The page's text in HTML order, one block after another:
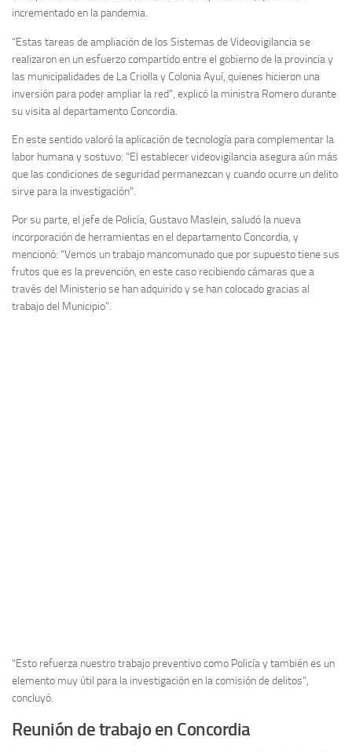
incrementado en la pandemia.
“Estas tareas de ampliación de los Sistemas de Videovigilancia se
realizaron en un esfuerzo compartido entre el gobierno de la provincia y
las municipalidades de La Criolla y Colonia Ayuí, quienes hicieron una
inversión para poder ampliar la red”, explicó la ministra Romero durante
su visita al departamento Concordia.
En este sentido valoró la aplicación de tecnología para complementar la
labor humana y sostuvo: “El establecer videovigilancia asegura aún más
que las condiciones de seguridad permanezcan y cuando ocurre un delito
sirve para la investigación”.
Por su parte, el jefe de Policía, Gustavo Maslein, saludó la nueva
incorporación de herramientas en el departamento Concordia, y
mencionó: “Vemos un trabajo mancomunado que por supuesto tiene sus
frutos que es la prevención, en este caso recibiendo cámaras que a
través del Ministerio se han adquirido y se han colocado gracias al
trabajo del Municipio”.
“Esto refuerza nuestro trabajo preventivo como Policía y también es un
elemento muy útil para la investigación en la comisión de delitos”,
concluyó.
Reunión de trabajo en Concordia